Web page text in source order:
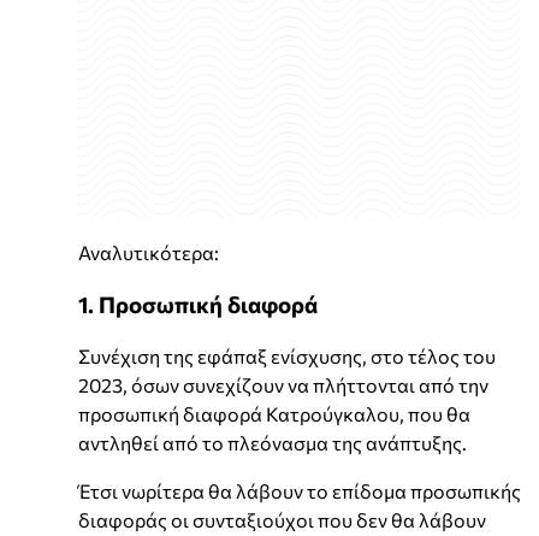
Αναλυτικότερα:
1. Προσωπική διαφορά
Συνέχιση της εφάπαξ ενίσχυσης, στο τέλος του
2023, όσων συνεχίζουν να πλήττονται από την
προσωπική διαφορά Κατρούγκαλου, που θα
αντληθεί από το πλεόνασμα της ανάπτυξης.
Έτσι νωρίτερα θα λάβουν το επίδομα προσωπικής
διαφοράς οι συνταξιούχοι που δεν θα λάβουν